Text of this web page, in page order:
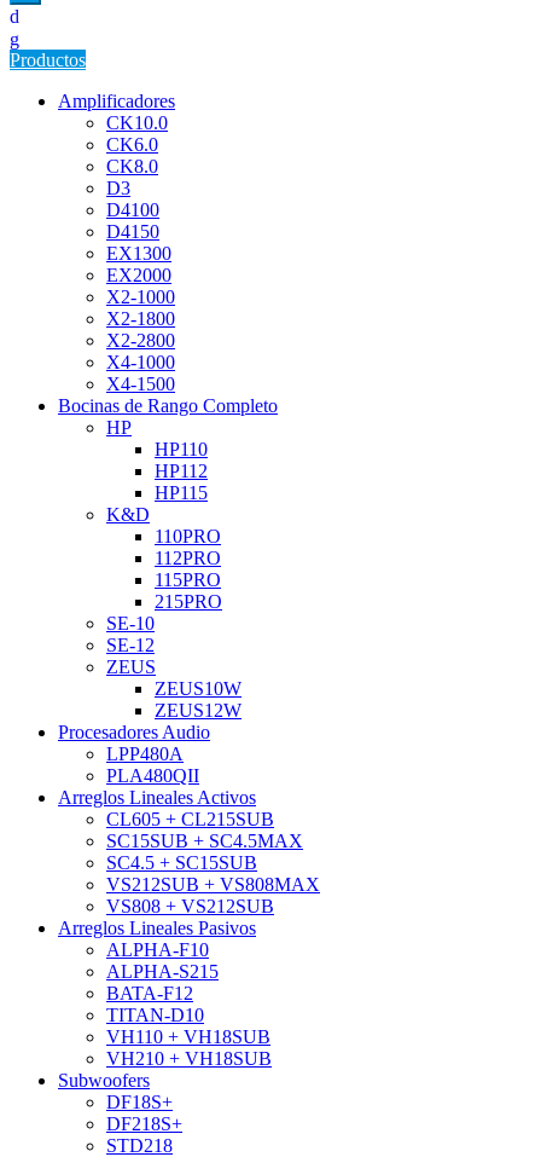
Productos
Amplificadores
CK10.0
CK6.0
CK8.0
D3
D4100
D4150
EX1300
EX2000
X2-1000
X2-1800
X2-2800
X4-1000
X4-1500
Bocinas de Rango Completo
HP
HP110
HP112
HP115
K&D
110PRO
112PRO
115PRO
215PRO
SE-10
SE-12
ZEUS
ZEUS10W
ZEUS12W
Procesadores Audio
LPP480A
PLA480QII
Arreglos Lineales Activos
CL605 + CL215SUB
SC15SUB + SC4.5MAX
SC4.5 + SC15SUB
VS212SUB + VS808MAX
VS808 + VS212SUB
Arreglos Lineales Pasivos
ALPHA-F10
ALPHA-S215
BATA-F12
TITAN-D10
VH110 + VH18SUB
VH210 + VH18SUB
Subwoofers
DF18S+
DF218S+
STD218